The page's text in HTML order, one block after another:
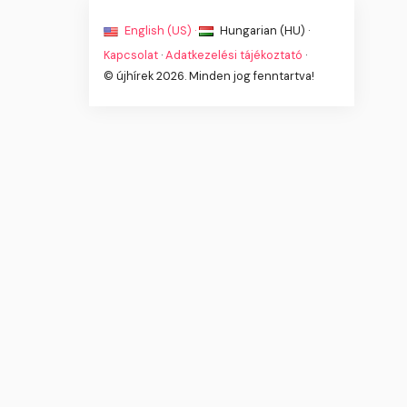
English (US) ·
Hungarian (HU) ·
Kapcsolat ·Adatkezelési tájékoztató ·
© újhírek 2026. Minden jog fenntartva!